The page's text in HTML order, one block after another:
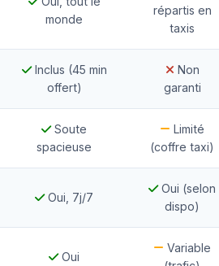
monde
répartis en
taxis
Inclus (45 min
offert)
Non
garanti
Soute
spacieuse
Limité
(coffre taxi)
Oui, 7j/7
Oui (selon
dispo)
Oui
Variable